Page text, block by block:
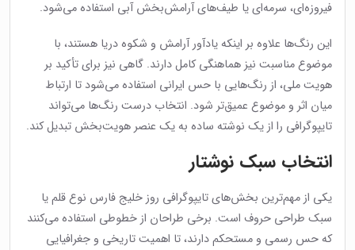
فیروزه‌ای، سرمه‌ای یا طیف‌های آرامش‌بخش آبی استفاده می‌شود.
این رنگ‌ها علاوه بر اینکه یادآور آرامش و شکوه دریا هستند، با
موضوع مناسبت نیز هماهنگی کامل دارند. گاهی نیز برای تأکید بر
هویت ملی، از رنگ‌هایی با حس ایرانی استفاده می‌شود تا ارتباط
میان اثر و موضوع عمیق‌تر شود. انتخاب درست رنگ‌ها می‌تواند
تایپوگرافی را از یک نوشته ساده به یک عنصر هویت‌بخش تبدیل کند.
انتخاب سبک نوشتار
یکی از مهم‌ترین بخش‌های تایپوگرافی روز خلیج فارس نوع قلم یا
سبک طراحی حروف است. برخی طراحان از خطوطی استفاده می‌کنند
که حس رسمی و مستحکم دارند، تا اهمیت تاریخی و جغرافیایی